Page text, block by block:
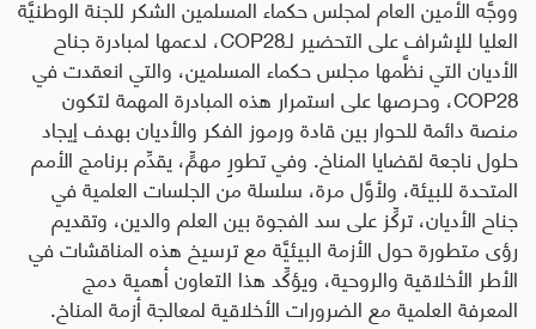
ووجَّه الأمين العام لمجلس حكماء المسلمين الشكر للجنة الوطنيَّة
العليا للإشراف على التحضير لـCOP28، لدعمها لمبادرة جناح
الأديان التي نظَّمها مجلس حكماء المسلمين، والتي انعقدت في
COP28، وحرصها على استمرار هذه المبادرة المهمة لتكون
منصة دائمة للحوار بين قادة ورموز الفكر والأديان بهدف إيجاد
حلول ناجعة لقضايا المناخ. وفي تطورٍ مهمٍّ، يقدِّم برنامج الأمم
المتحدة للبيئة، ولأوَّل مرة، سلسلة من الجلسات العلمية في
جناح الأديان، تركِّز على سد الفجوة بين العلم والدين، وتقديم
رؤى متطورة حول الأزمة البيئيَّة مع ترسيخ هذه المناقشات في
الأطر الأخلاقية والروحية، ويؤكِّد هذا التعاون أهمية دمج
المعرفة العلمية مع الضرورات الأخلاقية لمعالجة أزمة المناخ.